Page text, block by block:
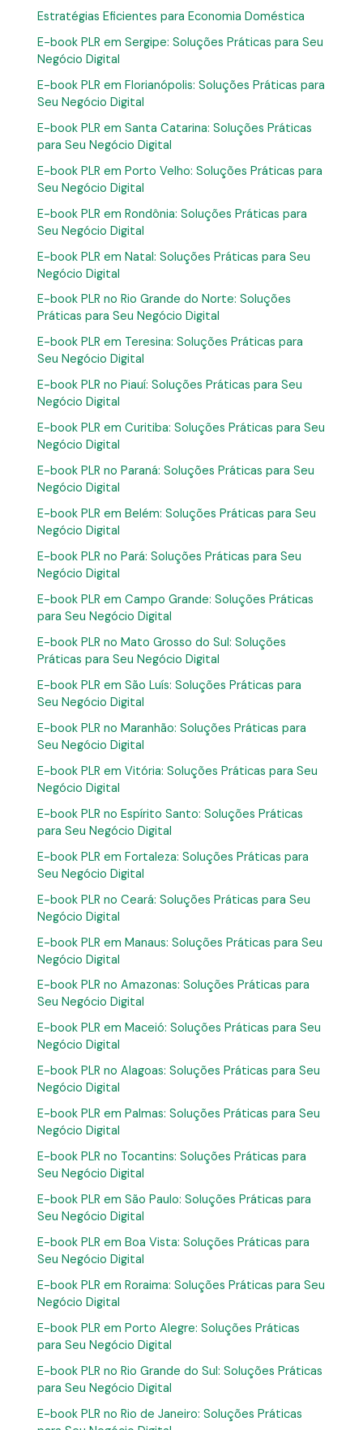
Estratégias Eficientes para Economia Doméstica
E-book PLR em Sergipe: Soluções Práticas para Seu
Negócio Digital
E-book PLR em Florianópolis: Soluções Práticas para
Seu Negócio Digital
E-book PLR em Santa Catarina: Soluções Práticas
para Seu Negócio Digital
E-book PLR em Porto Velho: Soluções Práticas para
Seu Negócio Digital
E-book PLR em Rondônia: Soluções Práticas para
Seu Negócio Digital
E-book PLR em Natal: Soluções Práticas para Seu
Negócio Digital
E-book PLR no Rio Grande do Norte: Soluções
Práticas para Seu Negócio Digital
E-book PLR em Teresina: Soluções Práticas para
Seu Negócio Digital
E-book PLR no Piauí: Soluções Práticas para Seu
Negócio Digital
E-book PLR em Curitiba: Soluções Práticas para Seu
Negócio Digital
E-book PLR no Paraná: Soluções Práticas para Seu
Negócio Digital
E-book PLR em Belém: Soluções Práticas para Seu
Negócio Digital
E-book PLR no Pará: Soluções Práticas para Seu
Negócio Digital
E-book PLR em Campo Grande: Soluções Práticas
para Seu Negócio Digital
E-book PLR no Mato Grosso do Sul: Soluções
Práticas para Seu Negócio Digital
E-book PLR em São Luís: Soluções Práticas para
Seu Negócio Digital
E-book PLR no Maranhão: Soluções Práticas para
Seu Negócio Digital
E-book PLR em Vitória: Soluções Práticas para Seu
Negócio Digital
E-book PLR no Espírito Santo: Soluções Práticas
para Seu Negócio Digital
E-book PLR em Fortaleza: Soluções Práticas para
Seu Negócio Digital
E-book PLR no Ceará: Soluções Práticas para Seu
Negócio Digital
E-book PLR em Manaus: Soluções Práticas para Seu
Negócio Digital
E-book PLR no Amazonas: Soluções Práticas para
Seu Negócio Digital
E-book PLR em Maceió: Soluções Práticas para Seu
Negócio Digital
E-book PLR no Alagoas: Soluções Práticas para Seu
Negócio Digital
E-book PLR em Palmas: Soluções Práticas para Seu
Negócio Digital
E-book PLR no Tocantins: Soluções Práticas para
Seu Negócio Digital
E-book PLR em São Paulo: Soluções Práticas para
Seu Negócio Digital
E-book PLR em Boa Vista: Soluções Práticas para
Seu Negócio Digital
E-book PLR em Roraima: Soluções Práticas para Seu
Negócio Digital
E-book PLR em Porto Alegre: Soluções Práticas
para Seu Negócio Digital
E-book PLR no Rio Grande do Sul: Soluções Práticas
para Seu Negócio Digital
E-book PLR no Rio de Janeiro: Soluções Práticas